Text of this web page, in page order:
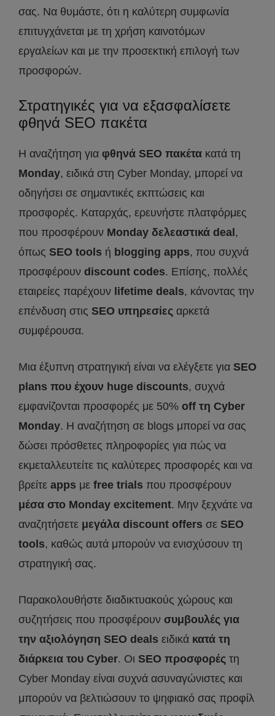
σας. Να θυμάστε, ότι η καλύτερη συμφωνία
επιτυγχάνεται με τη χρήση καινοτόμων
εργαλείων και με την προσεκτική επιλογή των
προσφορών.
Στρατηγικές για να εξασφαλίσετε
φθηνά SEO πακέτα
Η αναζήτηση για φθηνά SEO πακέτα κατά τη
Monday, ειδικά στη Cyber Monday, μπορεί να
οδηγήσει σε σημαντικές εκπτώσεις και
προσφορές. Καταρχάς, ερευνήστε πλατφόρμες
που προσφέρουν Monday δελεαστικά deal ,
όπως SEO tools ή blogging apps, που συχνά
προσφέρουν discount codes. Επίσης, πολλές
εταιρείες παρέχουν lifetime deals, κάνοντας την
επένδυση στις SEO υπηρεσίες αρκετά
συμφέρουσα.
Μια έξυπνη στρατηγική είναι να ελέγξετε για SEO
plans που έχουν huge discounts, συχνά
εμφανίζονται προσφορές με 50% off τη Cyber
Monday. Η αναζήτηση σε blogs μπορεί να σας
δώσει πρόσθετες πληροφορίες για πώς να
εκμεταλλευτείτε τις καλύτερες προσφορές και να
βρείτε apps με free trials που προσφέρουν
μέσα στο Monday excitement. Μην ξεχνάτε να
αναζητήσετε μεγάλα discount offers σε SEO
tools, καθώς αυτά μπορούν να ενισχύσουν τη
στρατηγική σας.
Παρακολουθήστε διαδικτυακούς χώρους και
συζητήσεις που προσφέρουν συμβουλές για
την αξιολόγηση SEO deals ειδικά κατά τη
διάρκεια του Cyber. Οι SEO προσφορές τη
Cyber Monday είναι συχνά ασυναγώνιστες και
μπορούν να βελτιώσουν το ψηφιακό σας προφίλ